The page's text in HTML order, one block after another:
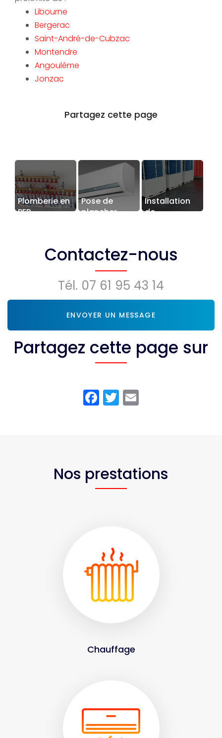
Libourne
Bergerac
Saint-André-de-Cubzac
Montendre
Angoulême
Jonzac
Plomberie en
PER
Pose de
plancher
Installation
de
Contactez-nous
Tél. 07 61 95 43 14
ENVOYER UN MESSAGE
Partagez cette page sur
Facebook
Twitter
Nos prestations
Chauffage